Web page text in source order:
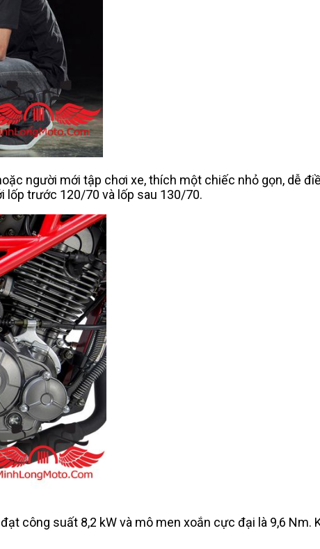
người mới tập chơi xe, thích một chiếc nhỏ gọn, dễ
lốp trước 120/70 và lốp sau 130/70.
công suất 8,2 kW và mô men xoắn cực đại là 9,6 Nm.